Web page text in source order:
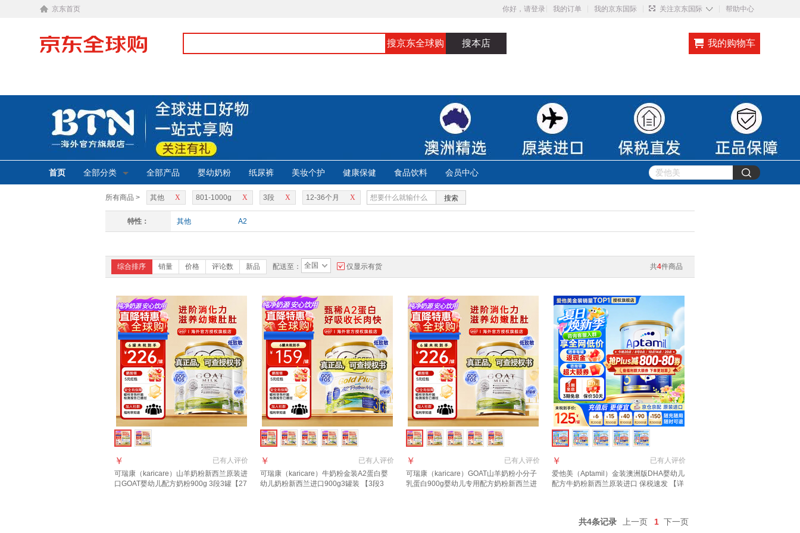
京东首页 你好，请登录 我的订单 我的京东国际 关注京东国际 ◇ 帮助中心
搜京东全球购 搜本店 我的购物车
首页 全部分类 全部产品 婴幼奶粉 纸尿裤 美妆个护 健康保健 食品饮料 会员中心
所有商品 > X
其他 X
801-1000g X
3段 X
12-36个月 搜索
特性： 其他 A2
共4件商品
综合排序 销量 价格 评论数 新品 配送至： 全国 仅显示有货
已有人评价
￥
可瑞康（karicare）山羊奶粉新西兰原装进
口GOAT婴幼儿配方奶粉900g 3段3罐【27
已有人评价
￥
可瑞康（karicare）牛奶粉金装A2蛋白婴
幼儿奶粉新西兰进口900g3罐装 【3段3
已有人评价
￥
可瑞康（karicare）GOAT山羊奶粉小分子
乳蛋白900g婴幼儿专用配方奶粉新西兰进
已有人评价
￥
爱他美（Aptamil）金装澳洲版DHA婴幼儿
配方牛奶粉新西兰原装进口 保税速发 【详
共4条记录 上一页 1 下一页